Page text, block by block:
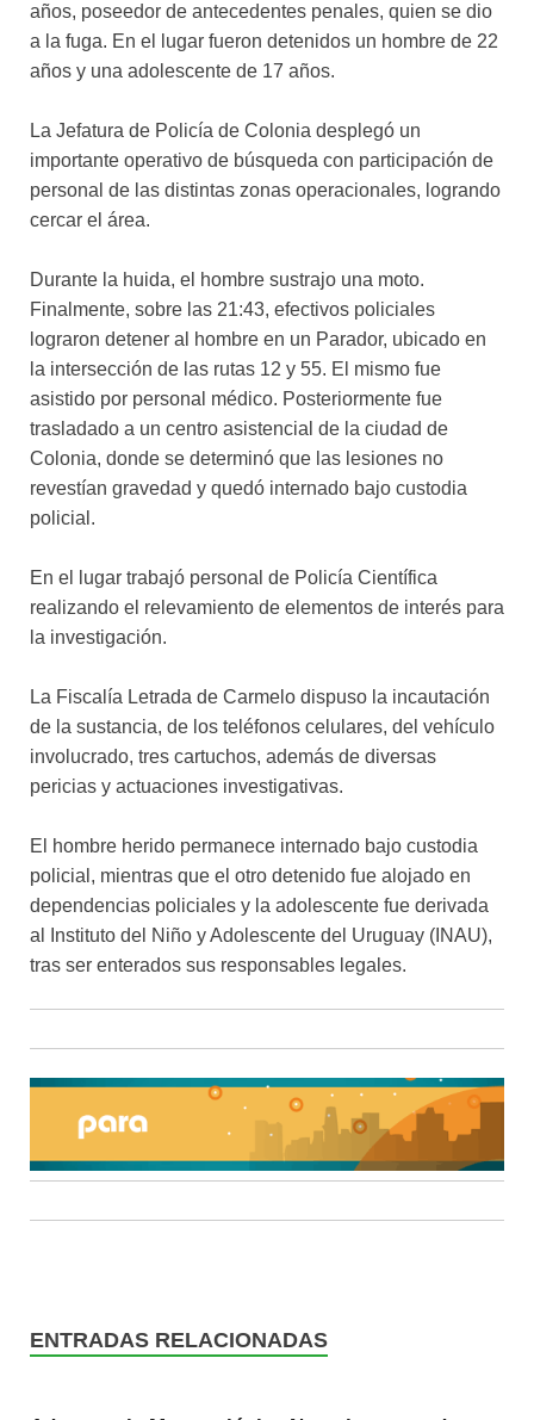
años, poseedor de antecedentes penales, quien se dio
a la fuga. En el lugar fueron detenidos un hombre de 22
años y una adolescente de 17 años.
La Jefatura de Policía de Colonia desplegó un
importante operativo de búsqueda con participación de
personal de las distintas zonas operacionales, logrando
cercar el área.
Durante la huida, el hombre sustrajo una moto.
Finalmente, sobre las 21:43, efectivos policiales
lograron detener al hombre en un Parador, ubicado en
la intersección de las rutas 12 y 55. El mismo fue
asistido por personal médico. Posteriormente fue
trasladado a un centro asistencial de la ciudad de
Colonia, donde se determinó que las lesiones no
revestían gravedad y quedó internado bajo custodia
policial.
En el lugar trabajó personal de Policía Científica
realizando el relevamiento de elementos de interés para
la investigación.
La Fiscalía Letrada de Carmelo dispuso la incautación
de la sustancia, de los teléfonos celulares, del vehículo
involucrado, tres cartuchos, además de diversas
pericias y actuaciones investigativas.
El hombre herido permanece internado bajo custodia
policial, mientras que el otro detenido fue alojado en
dependencias policiales y la adolescente fue derivada
al Instituto del Niño y Adolescente del Uruguay (INAU),
tras ser enterados sus responsables legales.
ENTRADAS RELACIONADAS